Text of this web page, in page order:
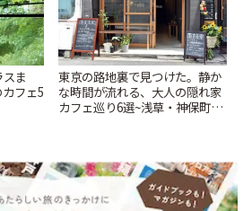
ま
フェ5
東京の路地裏で見つけた。静か
な時間が流れる、大人の隠れ家
カフェ巡り6選~浅草・神保町・